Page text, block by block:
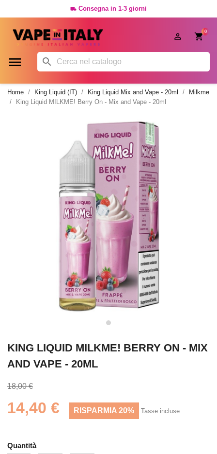
 Consegna in 1-3 giorni
0

 
Home King Liquid (IT) King Liquid Mix and Vape - 20ml
Milkme
King Liquid MILKME! Berry On - Mix and Vape - 20ml
KING LIQUID MILKME! BERRY ON - MIX
AND VAPE - 20ML
18,00 €
14,40 € RISPARMIA 20% Tasse incluse
Quantità